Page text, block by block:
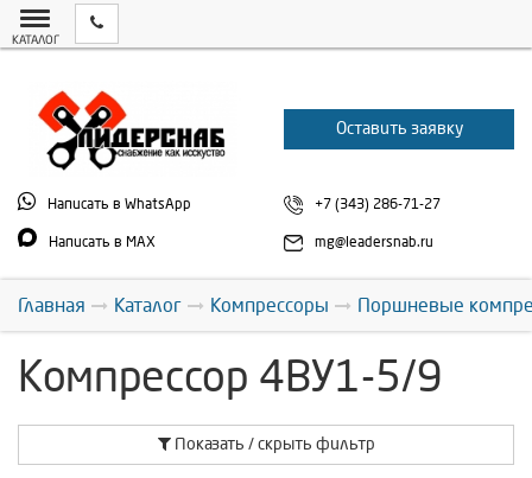
КАТАЛОГ
Оставить заявку
Написать в WhatsApp
Написать в MAX
+7 (343) 286-71-27
mg@leadersnab.ru
Главная Каталог Компрессоры Поршневые
Компрессор 4ВУ1-5/9
Показать / скрыть фильтр